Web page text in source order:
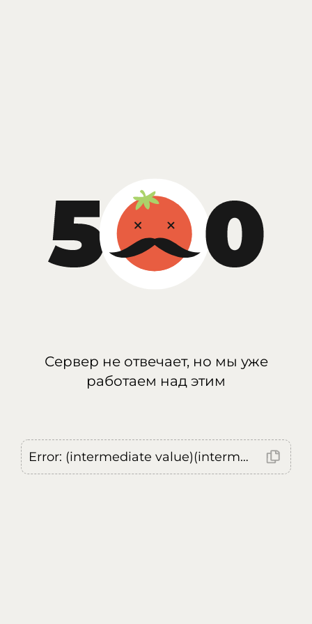
Сервер не отвечает, но мы уже
работаем над этим
Error: (intermediate value)(intermediate value)(intermediate value).replaceAll is not a function